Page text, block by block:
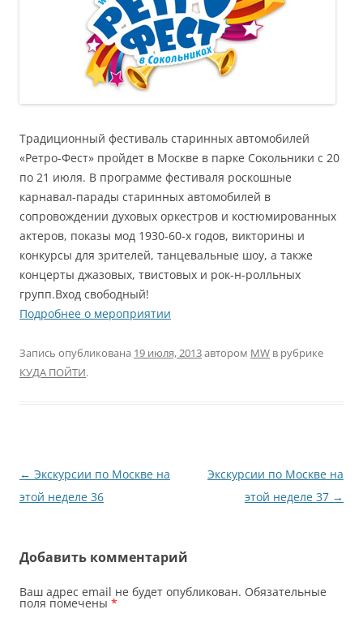
Традиционный фестиваль старинных автомобилей
«Ретро-Фест» пройдет в Москве в парке Сокольники с 20
по 21 июля. В программе фестиваля роскошные
карнавал-парады старинных автомобилей в
сопровождении духовых оркестров и костюмированных
актеров, показы мод 1930-60-х годов, викторины и
конкурсы для зрителей, танцевальные шоу, а также
концерты джазовых, твистовых и рок-н-ролльных
групп.Вход свободный!
Подробнее о мероприятии
Запись опубликована 19 июля, 2013автором MW в рубрике
КУДА ПОЙТИ.
Навигация
по
← Экскурсии по Москве на
этой неделе 36
Экскурсии по Москве на
этой неделе 37 →
Добавить комментарий
Ваш адрес email не будет опубликован. Обязательные
поля помечены *